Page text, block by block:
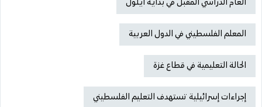
العام الدراسي المقبل في بداية أيلول
المعلم الفلسطيني في الدول العربية
الحالة التعليمية في قطاع غزة
إجراءات إسرائيلية تستهدف التعليم الفلسطيني